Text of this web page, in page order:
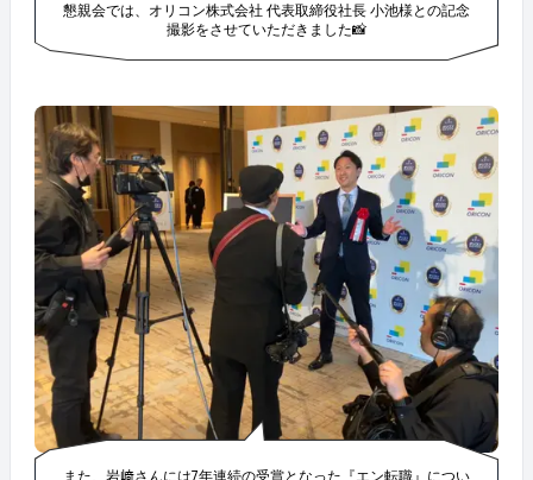
懇親会では、オリコン株式会社 代表取締役社長 小池様との記念
撮影をさせていただきました📸
また、岩﨑さんには7年連続の受賞となった『エン転職』につい